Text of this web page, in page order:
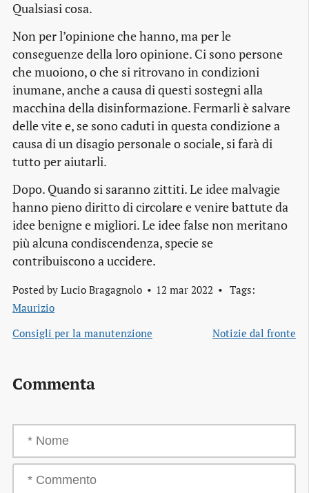
Qualsiasi cosa.
Non per l’opinione che hanno, ma per le
conseguenze della loro opinione. Ci sono persone
che muoiono, o che si ritrovano in condizioni
inumane, anche a causa di questi sostegni alla
macchina della disinformazione. Fermarli è salvare
delle vite e, se sono caduti in questa condizione a
causa di un disagio personale o sociale, si farà di
tutto per aiutarli.
Dopo. Quando si saranno zittiti. Le idee malvagie
hanno pieno diritto di circolare e venire battute da
idee benigne e migliori. Le idee false non meritano
più alcuna condiscendenza, specie se
contribuiscono a uccidere.
Posted by Lucio Bragagnolo 12 mar 2022
Tags:
Maurizio
Consigli per la manutenzione
Notizie dal fronte
Commenta